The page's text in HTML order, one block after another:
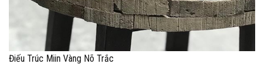
Điếu Trúc Miin Vàng Nõ Trắc